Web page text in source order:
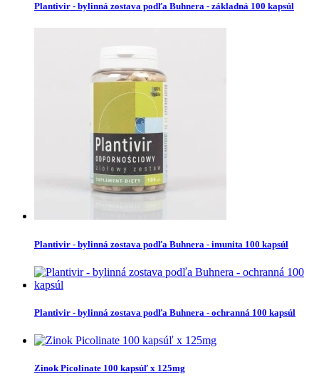
Plantivir - bylinná zostava podľa Buhnera - základná 100 kapsúl
Plantivir - bylinná zostava podľa Buhnera - imunita 100 kapsúl
Plantivir - bylinná zostava podľa Buhnera - ochranná 100 kapsúl
Zinok Picolinate 100 kapsúľ x 125mg